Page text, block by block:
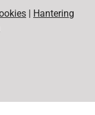
Hantering